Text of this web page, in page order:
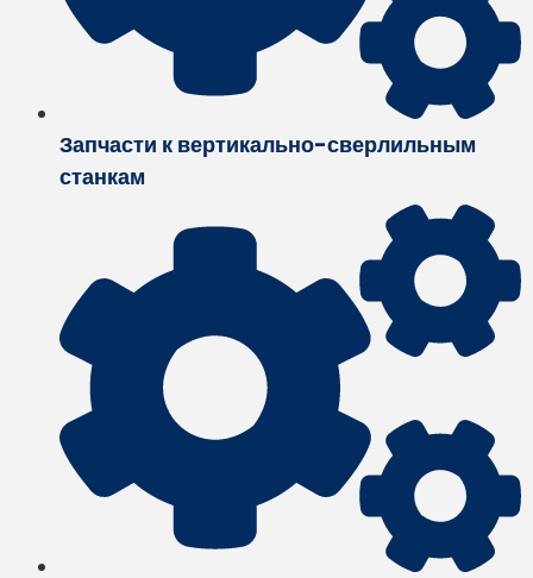
Запчасти к вертикально-сверлильным
станкам